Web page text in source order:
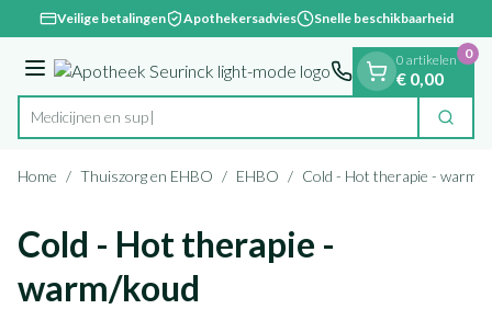
Ga naar de inhoud
1 van 1Veilige betalingen Apothekersadvies Snelle beschikbaarheid
Menu
Product, merk, categorie... Zoek
0 artikelen
€ 0,00
0
Home / Thuiszorg en EHBO / EHBO / Cold - Hot therapie - warm/
Cold - Hot therapie -
warm/koud